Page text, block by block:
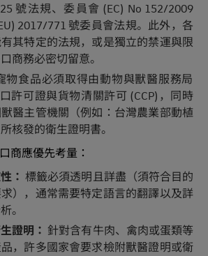
號法規、委員會 (EC) No 152/2009
2017/771 號委員會法規。此外，各
其特定的法規，或是獨立的禁運與限
商務必密切留意。
物食品必須取得由動物與獸醫服務局
許可證與貨物清關許可 (CCP)，同時
醫主管機關（例如：台灣農業部動植
核發的衛生證明書。
商應優先考量：
： 標籤必須透明且詳盡（須符合目的
），通常需要特定語言的翻譯以及詳
。
證明：針對含有牛肉、禽肉或蛋類等
，許多國家會要求檢附獸醫證明或衛